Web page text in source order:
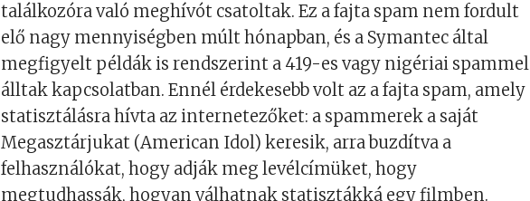
találkozóra való meghívót csatoltak. Ez a fajta spam nem fordult
elő nagy mennyiségben múlt hónapban, és a Symantec által
megfigyelt példák is rendszerint a 419-es vagy nigériai spammel
álltak kapcsolatban. Ennél érdekesebb volt az a fajta spam, amely
statisztálásra hívta az internetezőket: a spammerek a saját
Megasztárjukat (American Idol) keresik, arra buzdítva a
felhasználókat, hogy adják meg levélcímüket, hogy
megtudhassák, hogyan válhatnak statisztákká egy filmben.